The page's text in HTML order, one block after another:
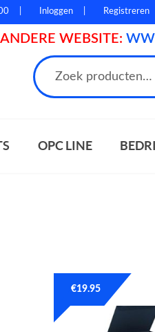
Inloggen Registreren
WEBSITE:
OPC LINE
€19.95